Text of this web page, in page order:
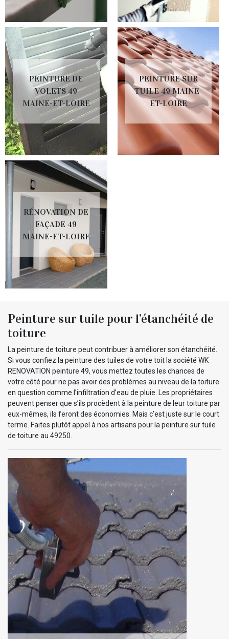
PEINTURE DE
VOLETS 49
MAINE-ET-LOIRE
PEINTURE SUR
TUILE 49 MAINE-
ET-LOIRE
RÉNOVATION DE
FAÇADE 49
MAINE-ET-LOIRE
Peinture sur tuile pour l’étanchéité de
toiture
La peinture de toiture peut contribuer à améliorer son étanchéité.
Si vous confiez la peinture des tuiles de votre toit la société WK
RENOVATION peinture 49, vous mettez toutes les chances de
votre côté pour ne pas avoir des problèmes au niveau de la toiture
en question comme l’infiltration d’eau de pluie. Les propriétaires
peuvent penser que s’ils procèdent à la peinture de leur toiture par
eux-mêmes, ils feront des économies. Mais c’est juste sur le court
terme. Faites plutôt appel à nos artisans pour la peinture sur tuile
de toiture au 49250.